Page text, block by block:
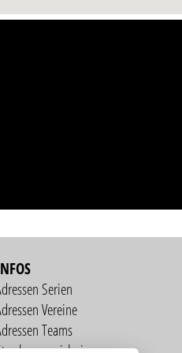
Serien
Vereine
Teams